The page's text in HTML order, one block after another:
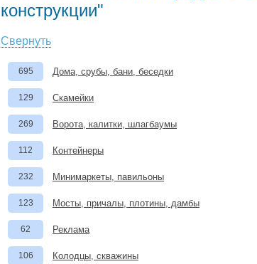
конструкции"
Свернуть
695 Дома, срубы, бани, беседки
129 Скамейки
269 Ворота, калитки, шлагбаумы
112 Контейнеры
232 Минимаркеты, павильоны
123 Мосты, причалы, плотины, дамбы
62 Реклама
106 Колодцы, скважины